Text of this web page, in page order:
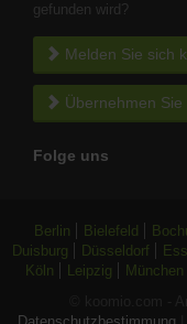
gefunden wird?
Melden Sie sich
Übernehmen
Folge uns
Berlin Bielefeld
Duisburg
Düsseldorf
Köln
Leipzig München